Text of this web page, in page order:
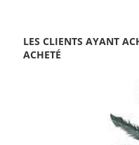
LES CLIENTS AYANT
ACHETÉ